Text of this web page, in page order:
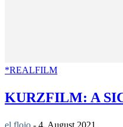
*REALFILM
KURZFILM: A